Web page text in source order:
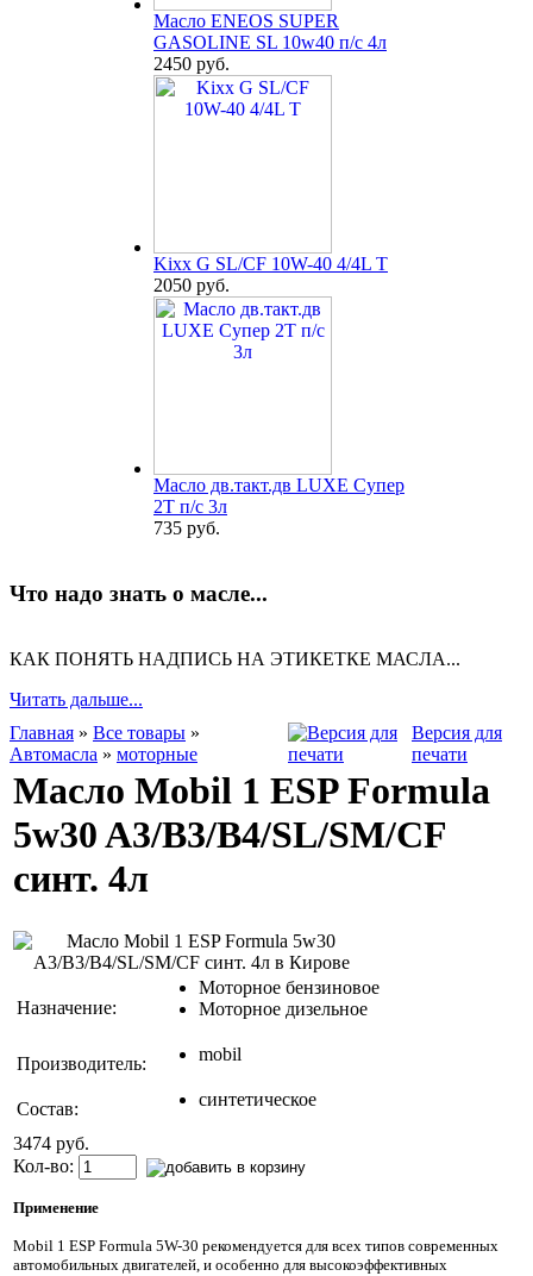
Масло ENEOS SUPER
GASOLINE SL 10w40 п/с 4л
2450 руб.
Kixx G SL/CF 10W-40 4/4L T
2050 руб.
Масло дв.такт.дв LUXE Супер
2Т п/с 3л
735 руб.
Что надо знать о масле...
КАК ПОНЯТЬ НАДПИСЬ НА ЭТИКЕТКЕ МАСЛА...
Читать дальше...
Главная » Все товары »
Автомасла » моторные
Версия для
печати
Масло Mobil 1 ESP Formula
5w30 A3/B3/B4/SL/SM/CF
синт. 4л
Назначение:
Моторное бензиновое
Моторное дизельное
Производитель: mobil
Состав: синтетическое
3474 руб.
Кол-во:
Применение
Mobil 1 ESP Formula 5W-30 рекомендуется для всех типов современных
автомобильных двигателей, и особенно для высокоэффективных